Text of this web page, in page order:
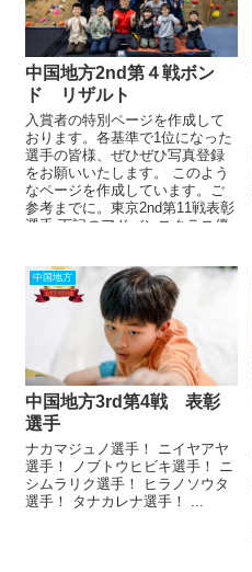
中国地方2nd第４戦ボン
ド リザルト
入賞者の特別ページを作成して
おります。各基準で1位になった
選手の皆様、ぜひぜひ写真登録
をお願いいたします。 このよう
なページを作成しています。ご
参考までに。東京2nd第11戦表彰
選手 下記のアドバンスクラス優
中国地方
中国地方3rd第4戦 表彰
選手
ナカマジュノ選手！ ニイヤアヤ
選手！ ノブトウヒビキ選手！ ニ
シムラリク選手！ ヒラノソウタ
選手！ タナカレナ選手！ ...